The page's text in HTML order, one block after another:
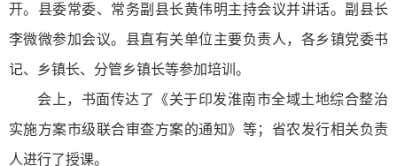
开。县委常委、常务副县长黄伟明主持会议并讲话。副县长
李微微参加会议。县直有关单位主要负责人，各乡镇党委书
记、乡镇长、分管乡镇长等参加培训。
会上，书面传达了《关于印发淮南市全域土地综合整治
实施方案市级联合审查方案的通知》等；省农发行相关负责
人进行了授课。